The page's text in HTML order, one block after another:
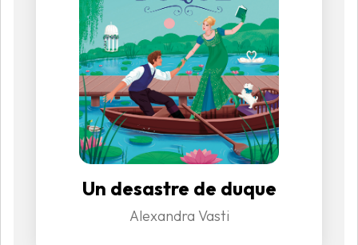
Un desastre de duque
Alexandra Vasti